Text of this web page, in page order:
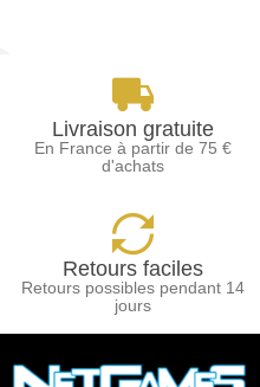
Livraison gratuite
En France à partir de 75 €
d'achats
Retours faciles
Retours possibles pendant 14
jours